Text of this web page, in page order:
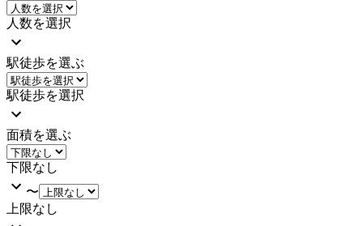
人数を選択
駅徒歩を選ぶ
駅徒歩を選択
面積を選ぶ
下限なし
〜
上限なし